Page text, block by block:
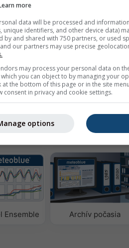
meteorologické údaje od
Ensemble Archív počasia
more
data will be processed and
unique identifiers, and other device data)
by and shared with 750 partners, or used
our partners may use precise
may process your personal data on
you can object to by managing your
at the bottom of this page or in the site
consent in privacy and cookie settings.
options